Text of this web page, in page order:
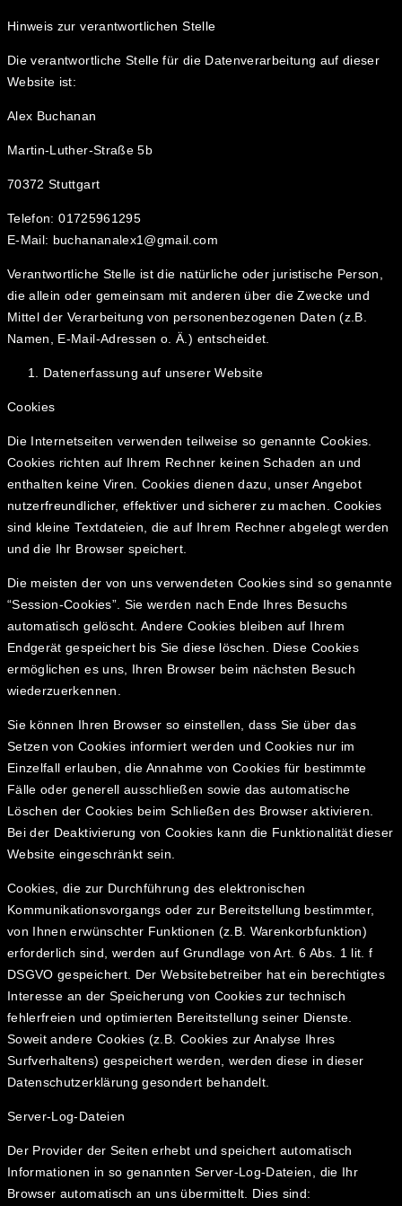
Hinweis zur verantwortlichen Stelle
Die verantwortliche Stelle für die Datenverarbeitung auf dieser
Website ist:
Alex Buchanan
Martin-Luther-Straße 5b
70372 Stuttgart
Telefon: 01725961295
E-Mail: buchananalex1@gmail.com
Verantwortliche Stelle ist die natürliche oder juristische Person,
die allein oder gemeinsam mit anderen über die Zwecke und
Mittel der Verarbeitung von personenbezogenen Daten (z.B.
Namen, E-Mail-Adressen o. Ä.) entscheidet.
Datenerfassung auf unserer Website
Cookies
Die Internetseiten verwenden teilweise so genannte Cookies.
Cookies richten auf Ihrem Rechner keinen Schaden an und
enthalten keine Viren. Cookies dienen dazu, unser Angebot
nutzerfreundlicher, effektiver und sicherer zu machen. Cookies
sind kleine Textdateien, die auf Ihrem Rechner abgelegt werden
und die Ihr Browser speichert.
Die meisten der von uns verwendeten Cookies sind so genannte
“Session-Cookies”. Sie werden nach Ende Ihres Besuchs
automatisch gelöscht. Andere Cookies bleiben auf Ihrem
Endgerät gespeichert bis Sie diese löschen. Diese Cookies
ermöglichen es uns, Ihren Browser beim nächsten Besuch
wiederzuerkennen.
Sie können Ihren Browser so einstellen, dass Sie über das
Setzen von Cookies informiert werden und Cookies nur im
Einzelfall erlauben, die Annahme von Cookies für bestimmte
Fälle oder generell ausschließen sowie das automatische
Löschen der Cookies beim Schließen des Browser aktivieren.
Bei der Deaktivierung von Cookies kann die Funktionalität dieser
Website eingeschränkt sein.
Cookies, die zur Durchführung des elektronischen
Kommunikationsvorgangs oder zur Bereitstellung bestimmter,
von Ihnen erwünschter Funktionen (z.B. Warenkorbfunktion)
erforderlich sind, werden auf Grundlage von Art. 6 Abs. 1 lit. f
DSGVO gespeichert. Der Websitebetreiber hat ein berechtigtes
Interesse an der Speicherung von Cookies zur technisch
fehlerfreien und optimierten Bereitstellung seiner Dienste.
Soweit andere Cookies (z.B. Cookies zur Analyse Ihres
Surfverhaltens) gespeichert werden, werden diese in dieser
Datenschutzerklärung gesondert behandelt.
Server-Log-Dateien
Der Provider der Seiten erhebt und speichert automatisch
Informationen in so genannten Server-Log-Dateien, die Ihr
Browser automatisch an uns übermittelt. Dies sind: